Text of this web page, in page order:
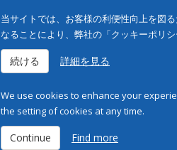
当サイトでは、お客様の利便性向上を図
なることにより、弊社の「クッキーポリ
続ける 詳細を見る
We use cookies to enhance your
the setting of cookies at any time.
Continue Find more